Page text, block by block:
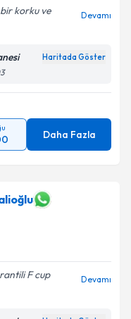
korku ve
Devamı
Haritada Göster
Daha Fazla
F cup
Devamı